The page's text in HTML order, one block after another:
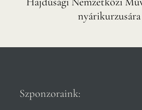
nyárikurzusára
Szponzoraink: